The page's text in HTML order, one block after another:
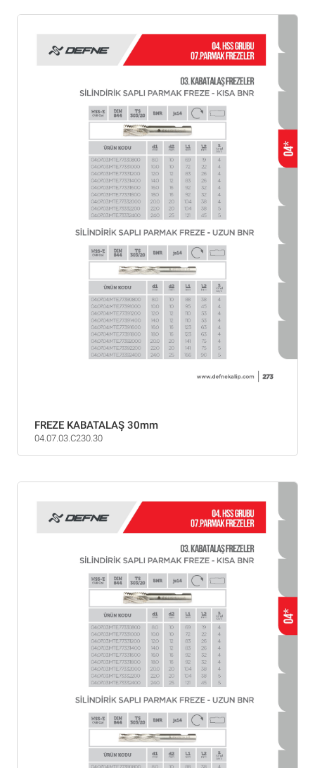
FREZE KABATALAŞ 30mm
04.07.03.C230.30